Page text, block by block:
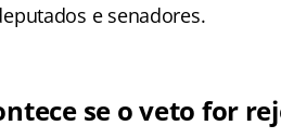
e senadores.
se o veto for